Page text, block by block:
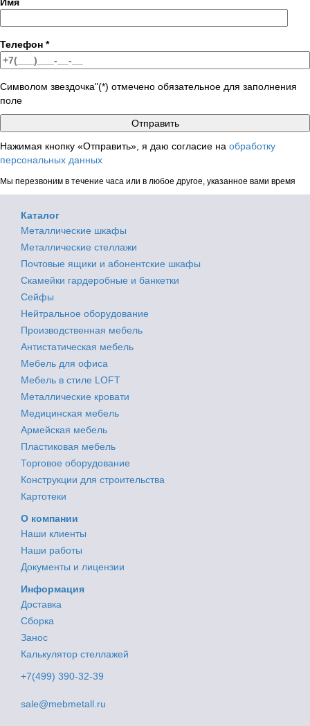
Телефон *
Символом звездочка"(*) отмечено обязательное для заполнения
поле
Нажимая кнопку «Отправить», я даю согласие на обработку
персональных данных
Мы перезвоним в течение часа или в любое другое, указанное вами время
Каталог
Металлические шкафы
Металлические стеллажи
Почтовые ящики и абонентские шкафы
Скамейки гардеробные и банкетки
Сейфы
Нейтральное оборудование
Производственная мебель
Антистатическая мебель
Мебель для офиса
Мебель в стиле LOFT
Металлические кровати
Медицинская мебель
Армейская мебель
Пластиковая мебель
Торговое оборудование
Конструкции для строительства
Картотеки
О компании
Наши клиенты
Наши работы
Документы и лицензии
Информация
Доставка
Сборка
Занос
Калькулятор стеллажей
+7(499) 390-32-39
sale@mebmetall.ru